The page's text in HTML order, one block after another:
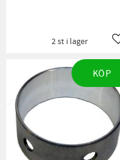
2 st i lager
KÖP